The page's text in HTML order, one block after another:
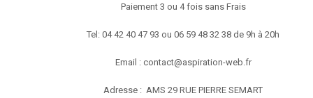
Paiement 3 ou 4 fois sans Frais
Tel: 04 42 40 47 93 ou 06 59 48 32 38 de 9h à 20h
Email : contact@aspiration-web.fr
Adresse : AMS 29 RUE PIERRE SEMART